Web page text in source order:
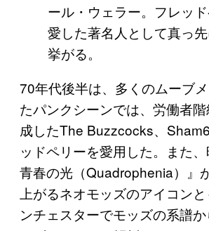
ール・ウェラー。フレッ
愛した著名人として真っ
挙がる。
70年代後半は、多くのムーブ
たパンクシーンでは、労働者
成したThe Buzzcocks、
ッドペリーを愛用した。また
青春の光（Quadrophenia）』
上がるネオモッズのアイコン
ンチェスターでモッズの系譜